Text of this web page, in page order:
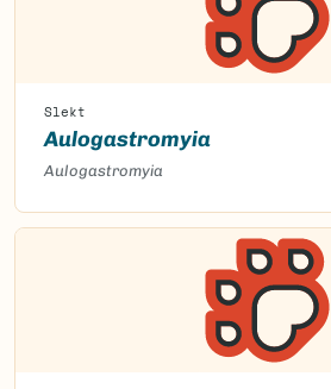
Slekt
Aulogastromyia
Aulogastromyia